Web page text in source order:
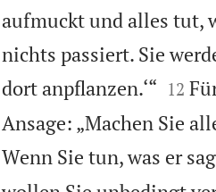
aufmuckt und alles tut,
nichts passiert. Sie
dort anpflanzen.‘“
12
Ansage: „Machen Sie
Wenn Sie tun, was er